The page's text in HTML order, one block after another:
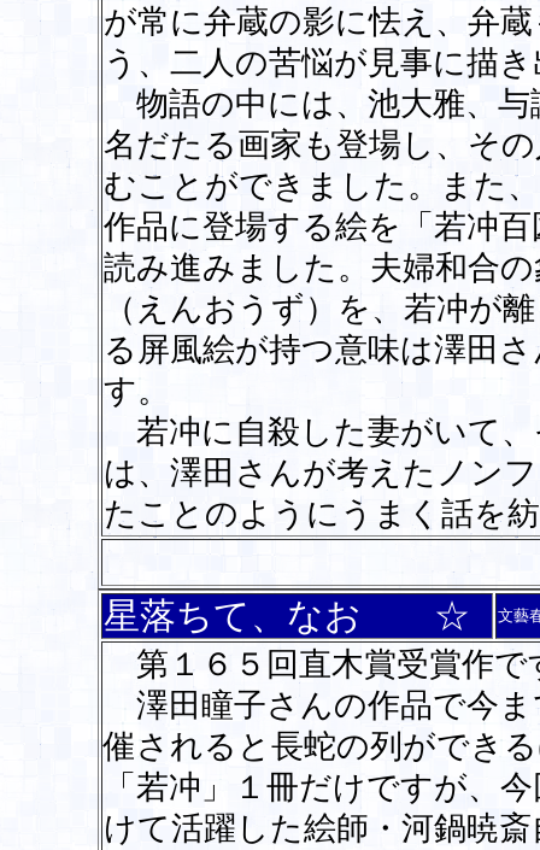
が常に弁蔵の影に怯え、弁
う、二人の苦悩が見事に描
物語の中には、池大雅、与
名だたる画家も登場し、そ
むことができました。また
作品に登場する絵を「若冲
読み進みました。夫婦和合
（えんおうず）を、若冲が
る屏風絵が持つ意味は澤田
す。
若冲に自殺した妻がいて
は、澤田さんが考えたノン
たことのようにうまく話を
星落ちて、なお ☆ 文藝
第１６５回直木賞受賞作で
澤田瞳子さんの作品で今
催されると長蛇の列ができ
「若冲」１冊だけですが、
けて活躍した絵師・河鍋暁